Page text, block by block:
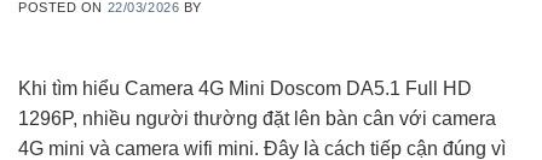
POSTED ON 22/03/2026 BY
Khi tìm hiểu Camera 4G Mini Doscom DA5.1 Full HD
1296P, nhiều người thường đặt lên bàn cân với camera
4G mini và camera wifi mini. Đây là cách tiếp cận đúng vì